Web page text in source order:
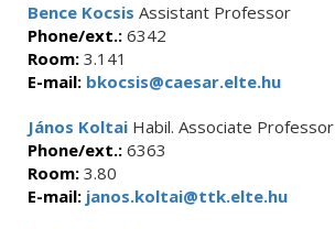
Bence Kocsis Assistant Professor
Phone/ext.: 6342
Room: 3.141
E-mail: bkocsis@caesar.elte.hu
János Koltai Habil. Associate Professor
Phone/ext.: 6363
Room: 3.80
E-mail: janos.koltai@ttk.elte.hu